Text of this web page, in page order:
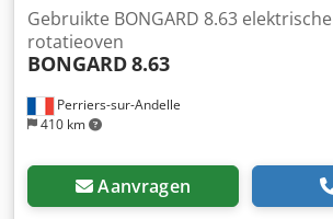
Perriers-sur-Andelle
410 km
Gebruikte BONGARD 8.63 elektrische
rotatieoven
BONGARD8.63
Aanvragen